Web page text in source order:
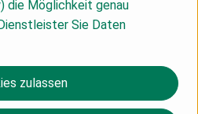
allzu lange. Getrocknete, reife
heilkundlich gegen Durchfall
eher abführend.
die Möglichkeit genau
Sie Daten
zulassen